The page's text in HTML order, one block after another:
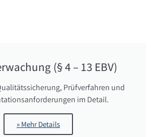
(§ 4 – 13 EBV)
Prüfverfahren und
im Detail.
» Mehr Details